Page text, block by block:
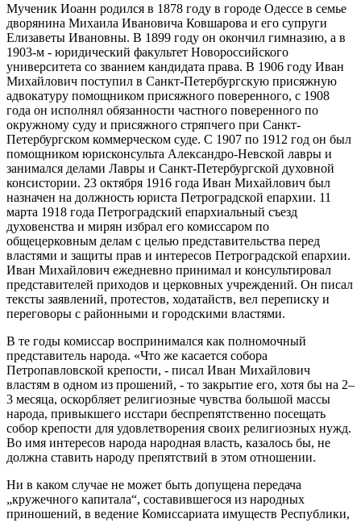
Мученик Иоанн родился в 1878 году в городе Одессе в семье
дворянина Михаила Ивановича Ковшарова и его супруги
Елизаветы Ивановны. В 1899 году он окончил гимназию, а в
1903-м - юридический факультет Новороссийского
университета со званием кандидата права. В 1906 году Иван
Михайлович поступил в Санкт-Петербургскую присяжную
адвокатуру помощником присяжного поверенного, с 1908
года он исполнял обязанности частного поверенного по
окружному суду и присяжного стряпчего при Санкт-
Петербургском коммерческом суде. С 1907 по 1912 год он был
помощником юрисконсульта Александро-Невской лавры и
занимался делами Лавры и Санкт-Петербургской духовной
консистории. 23 октября 1916 года Иван Михайлович был
назначен на должность юриста Петро­градской епархии. 11
марта 1918 года Петроградский епархиальный съезд
духовенства и мирян избрал его комиссаром по
общецерковным делам с целью представительства перед
властями и защиты прав и интересов Петроградской епархии.
Иван Михайлович ежедневно принимал и консультировал
представителей приходов и церковных учреждений. Он писал
тексты заявлений, протестов, ходатайств, вел переписку и
переговоры с районными и городскими властями.
В те годы комиссар воспринимался как полномочный
представитель народа. «Что же касается собора
Петропавловской крепости, - писал Иван Михайлович
властям в одном из прошений, - то закрытие его, хотя бы на 2–
3 месяца, оскорбляет религиозные чувства большой массы
народа, привыкшего исстари беспрепятственно посещать
собор крепости для удовлетворения своих религиозных нужд.
Во имя интересов народа народная власть, казалось бы, не
должна ставить народу препятствий в этом отношении.
Ни в каком случае не может быть допущена передача
„кружечного капитала“, составившегося из народных
приношений, в ведение Комиссариата имуществ Республики,